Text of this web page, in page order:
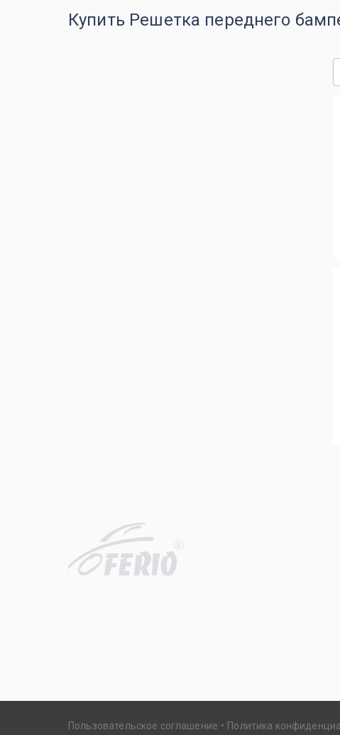
Купить Решетка переднего
R
Пользовательское соглашение Политика